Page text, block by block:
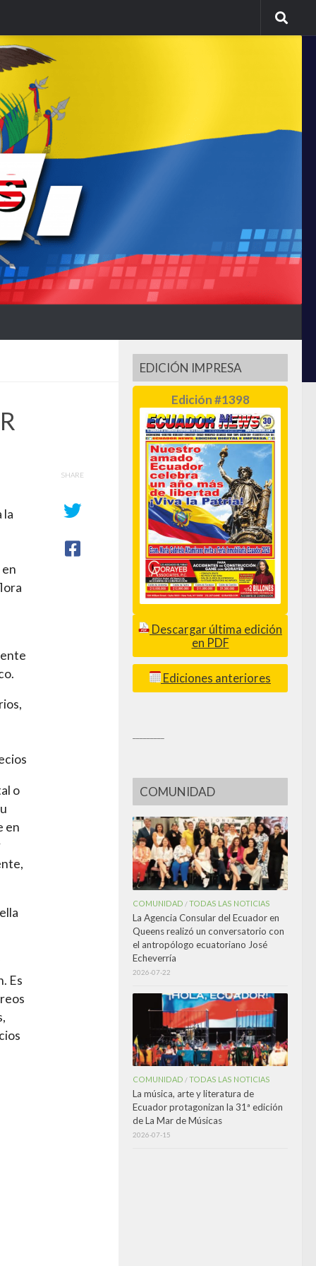
la
o
en
Es
SHARE
EDICIÓN IMPRESA
Edición #1398
Descargar última edición
en PDF
Ediciones anteriores
COMUNIDAD
COMUNIDAD /TODAS LAS NOTICIAS
La Agencia Consular del Ecuador en
Queens realizó un conversatorio con
el antropólogo ecuatoriano José
Echeverría
2026-07-22
COMUNIDAD /TODAS LAS NOTICIAS
La música, arte y literatura de
Ecuador protagonizan la 31ª edición
de La Mar de Músicas
2026-07-15